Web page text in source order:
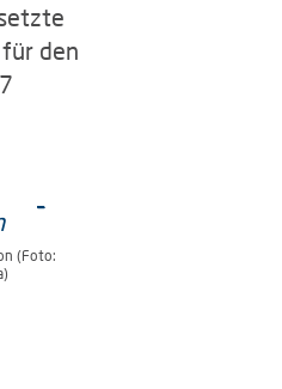
den
(Foto: